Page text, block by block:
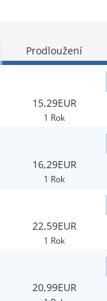
Prodloužení
15,29EUR
1 Rok
16,29EUR
1 Rok
22,59EUR
1 Rok
20,99EUR